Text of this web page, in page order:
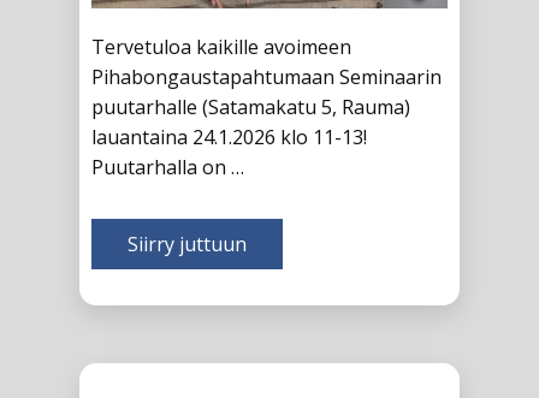
Tervetuloa kaikille avoimeen
Pihabongaustapahtumaan Seminaarin
puutarhalle (Satamakatu 5, Rauma)
lauantaina 24.1.2026 klo 11-13!
Siirry juttuun